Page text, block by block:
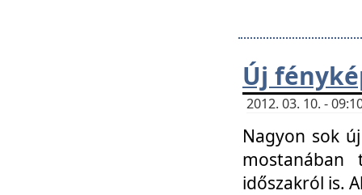
Új
2012. 03. 10. -
Nagyon sok
mostanában
időszakról is.